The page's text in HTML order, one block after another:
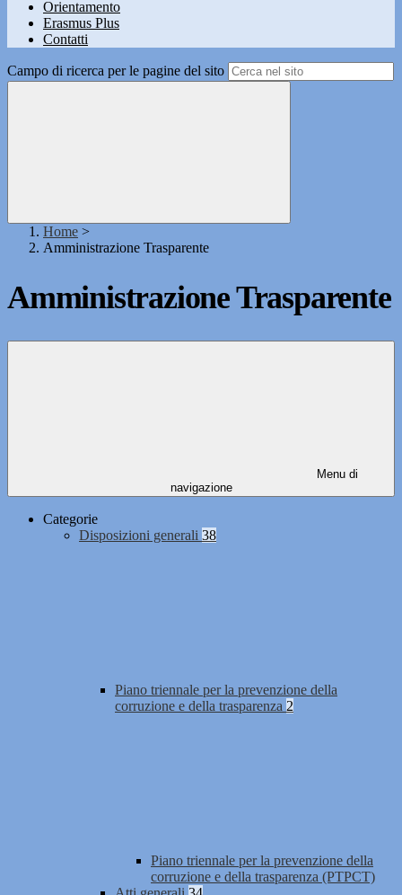
Orientamento
Erasmus Plus
Contatti
Campo di ricerca per le pagine del sito
Home >
Amministrazione Trasparente
Amministrazione Trasparente
Menu di
navigazione
Categorie
Disposizioni generali 38
Piano triennale per la prevenzione della
corruzione e della trasparenza 2
Piano triennale per la prevenzione della
corruzione e della trasparenza (PTPCT)